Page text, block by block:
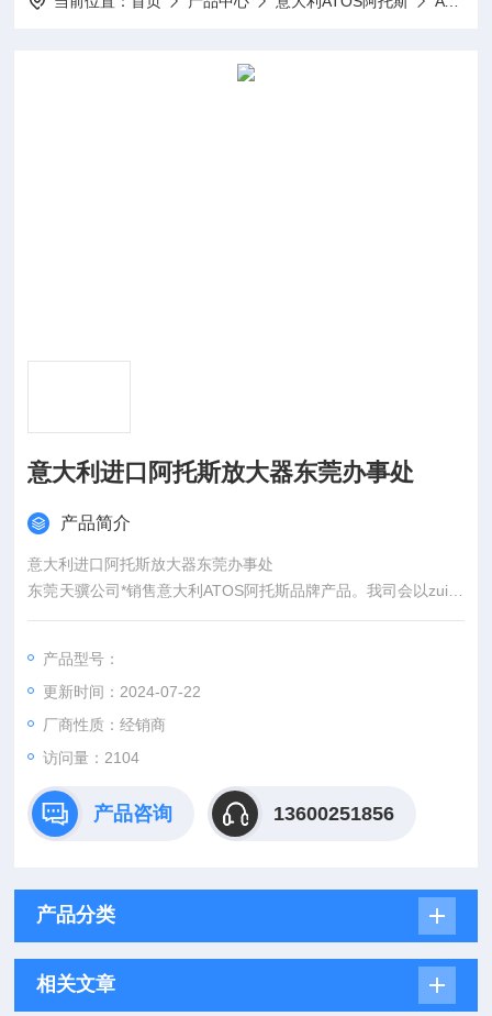
意大利进口阿托斯放大器东莞办事处
产品简介
意大利进口阿托斯放大器东莞办事处
东莞天骥公司*销售意大利ATOS阿托斯品牌产品。我司会以zui低
的优势价格报给您，诚心诚意诚价，如需选型请提供产品的详细
情服务您将在我们的沟通中深切感受到，消费有时买的也是一种
服务，欢心您我们的：欢迎你的来电！
产品型号：
更新时间：2024-07-22
厂商性质：经销商
访问量：2104
产品咨询 13600251856
产品分类
相关文章